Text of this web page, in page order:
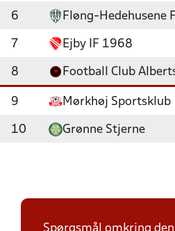
6 Fløng-Hedehusene
7 Ejby IF 1968
8 Football Club
9 Mørkhøj Sportsklub
10 Grønne Stjerne
Spørgsmål omkring